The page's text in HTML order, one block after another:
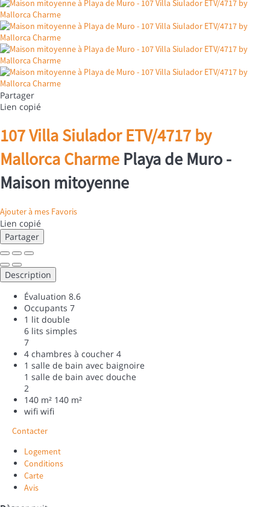
Partager
Lien copié
107 Villa Siulador ETV/4717 by
Mallorca Charme Playa de Muro -
Maison mitoyenne
Ajouter à mes Favoris
Lien copié
Partager
Description
Évaluation 8.6
Occupants 7
1 lit double
6 lits simples
7
4 chambres à coucher 4
1 salle de bain avec baignoire
1 salle de bain avec douche
2
140 m² 140 m²
wifi wifi
Contacter
Logement
Conditions
Carte
Avis